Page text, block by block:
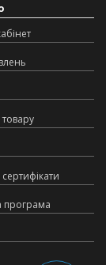
програма